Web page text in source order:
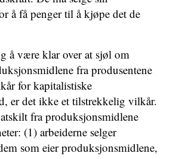
å få penger til å kjøpe det de
å være klar over at sjøl om
fra produsentene
for kapitalistiske
er det ikke et tilstrekkelig vilkår.
fra produksjonsmidlene
(1) arbeiderne selger
som eier produksjonsmidlene,